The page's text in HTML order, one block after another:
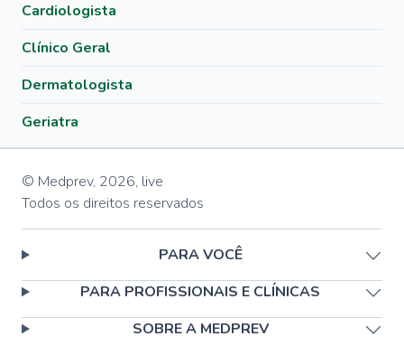
Cardiologista
Clínico Geral
Dermatologista
Geriatra
© Medprev, 2026, live
Todos os direitos reservados
PARA VOCÊ
PARA PROFISSIONAIS E CLÍNICAS
SOBRE A MEDPREV